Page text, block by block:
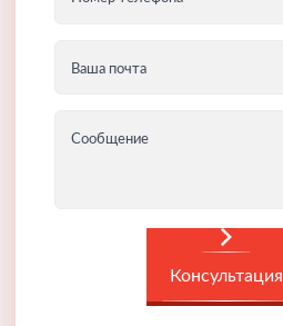
Ваша почта
Сообщение
Консультация